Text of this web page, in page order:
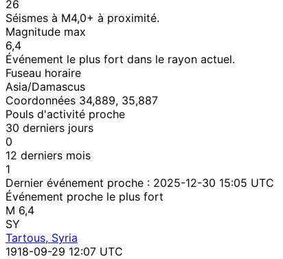
26
Séismes à M4,0+ à proximité.
Magnitude max
6,4
Événement le plus fort dans le rayon actuel.
Fuseau horaire
Asia/Damascus
Coordonnées 34,889, 35,887
Pouls d'activité proche
30 derniers jours
0
12 derniers mois
1
Dernier événement proche : 2025-12-30 15:05 UTC
Événement proche le plus fort
M 6,4
SY
Tartous, Syria
1918-09-29 12:07 UTC